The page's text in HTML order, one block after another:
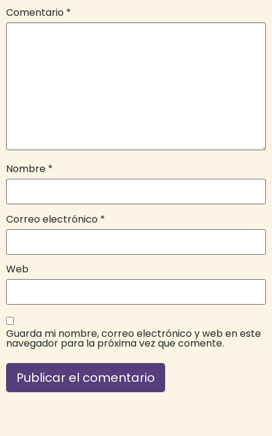
Comentario *
Nombre *
Correo electrónico *
Web
Guarda mi nombre, correo electrónico y web en este
navegador para la próxima vez que comente.